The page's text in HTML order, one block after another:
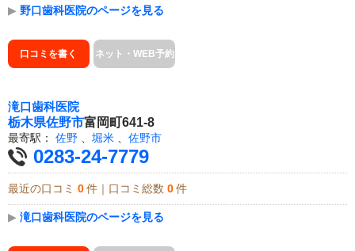
▶ 野口歯科医院のページを見る
口コミを書く ネット・WEB予約
滝口歯科医院
栃木県佐野市富岡町641-8
最寄駅： 佐野 堀米 佐野市
0283-24-7779
最近の口コミ 0 件｜口コミ総数 0 件
▶ 滝口歯科医院のページを見る